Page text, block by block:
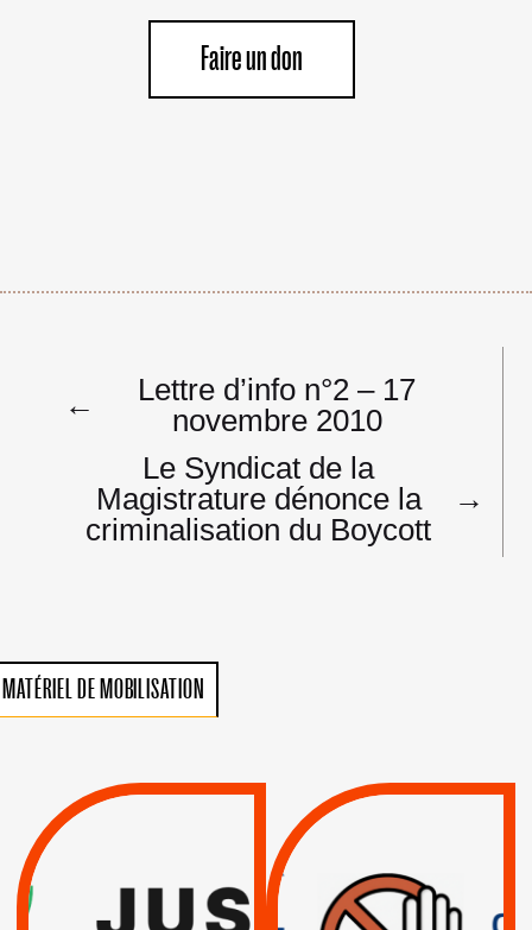
Faire un don
Navigation
de
←
Lettre d’info n°2 – 17
novembre 2010
Le Syndicat de la
Magistrature dénonce la
criminalisation du Boycott
→
MATÉRIEL DE MOBILISATION
VIOLATIONS DES
INTERNATIONAL ?
TRUMP, MACRON :